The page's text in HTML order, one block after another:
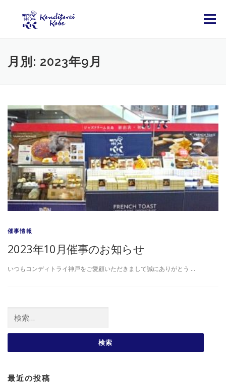
メニュー
月別: 2023年9月
催事情報
2023年10月催事のお知らせ
いつもコンディトライ神戸をご愛顧いただきまして誠にありがとう …
最近の投稿